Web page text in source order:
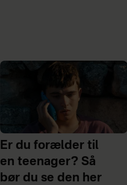
Er du forælder til
en teenager? Så
bør du se den her